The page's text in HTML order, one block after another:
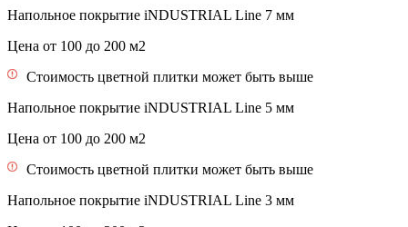
Напольное покрытие iNDUSTRIAL Line 7 мм
Цена от 100 до 200 м2
Стоимость цветной плитки может быть выше
Напольное покрытие iNDUSTRIAL Line 5 мм
Цена от 100 до 200 м2
Стоимость цветной плитки может быть выше
Напольное покрытие iNDUSTRIAL Line 3 мм